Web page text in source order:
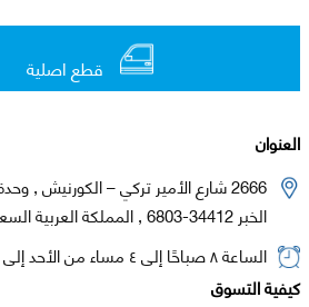
قطع اصلية
العنوان
2666 شارع الأمير تركي – الكورنيش , وحدة رقم 102
الخبر 34412-6803 , المملكة العربية السعودية
الساعة ٨ صباحًا إلى ٤ مساء من الأحد إلى الخميس
كيفية التسوق